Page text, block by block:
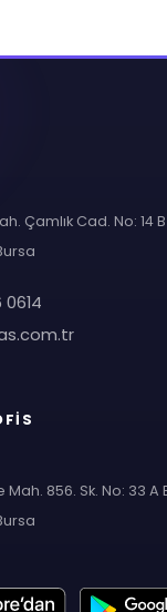
Çamlık Cad. No: 14
856. Sk. No: 33 A